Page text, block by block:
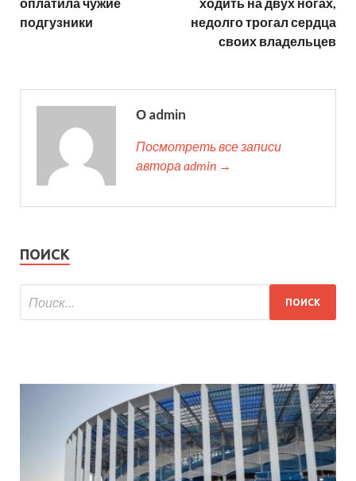
оплатила чужие
подгузники
ходить на двух ногах,
недолго трогал сердца
своих владельцев
О admin
Посмотреть все записи
автора admin →
ПОИСК